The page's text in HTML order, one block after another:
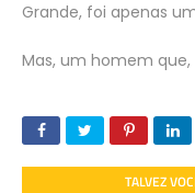
Grande, foi apenas
Mas, um homem
TALVEZ